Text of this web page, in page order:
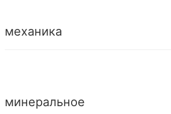
механика
минеральное